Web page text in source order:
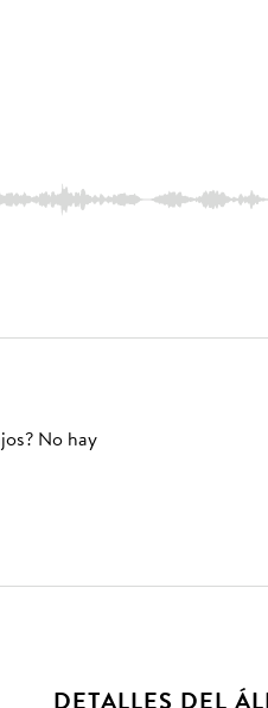
No hay
DETALLES DEL